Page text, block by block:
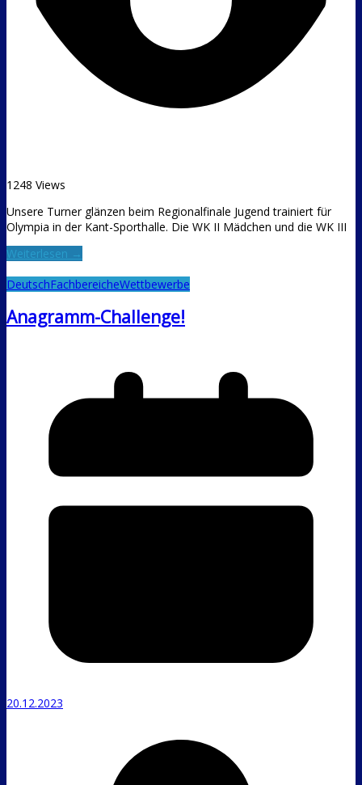
1248 Views
Unsere Turner glänzen beim Regionalfinale Jugend trainiert für
Olympia in der Kant-Sporthalle. Die WK II Mädchen und die WK III
Weiterlesen →
DeutschFachbereicheWettbewerbe
Anagramm-Challenge!
20.12.2023